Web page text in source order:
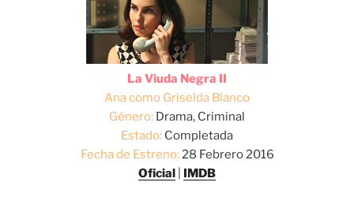
La Viuda Negra II
Ana como Griselda Blanco
Género: Drama, Criminal
Estado: Completada
Fecha de Estreno:28 Febrero 2016
Oficial
IMDB